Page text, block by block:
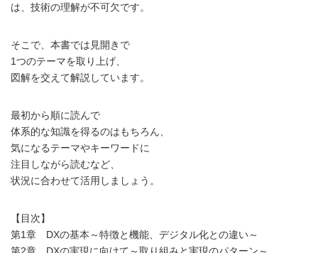
は、技術の理解が不可欠です。
そこで、本書では見開きで
1つのテーマを取り上げ、
図解を交えて解説しています。
最初から順に読んで
体系的な知識を得るのはもちろん、
気になるテーマやキーワードに
注目しながら読むなど、
状況に合わせて活用しましょう。
【目次】
第1章 DXの基本～特徴と機能、デジタル化との違い～
第2章 DXの実現に向けて～取り組みと実現のパターン～